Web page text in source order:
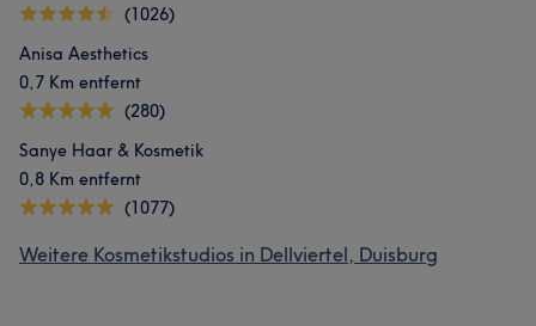
(1026)
Anisa Aesthetics
0,7 Km entfernt
(280)
Sanye Haar & Kosmetik
0,8 Km entfernt
(1077)
Weitere Kosmetikstudios in Dellviertel, Duisburg